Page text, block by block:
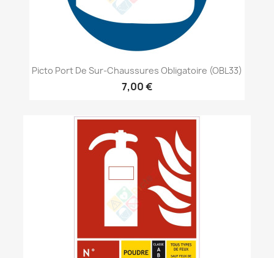
Picto Port De Sur-Chaussures Obligatoire (OBL33)
7,00 €